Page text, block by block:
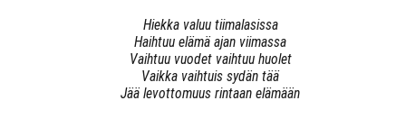
Hiekka valuu tiimalasissa
Haihtuu elämä ajan viimassa
Vaihtuu vuodet vaihtuu huolet
Vaikka vaihtuis sydän tää
Jää levottomuus rintaan elämään